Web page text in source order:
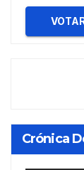
Crónica